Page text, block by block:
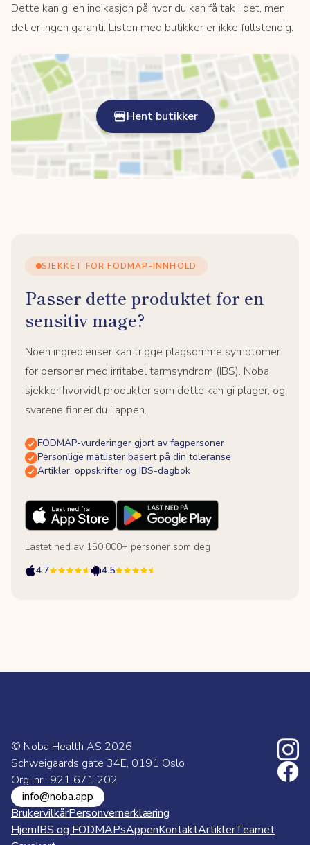
Dette kan gi en indikasjon på hvor du kan få tak i det, men
det er ingen garanti. Listen med butikker er ikke fullstendig.
Hent butikker
SJEKKET FOR FODMAP-INNHOLD
Passer dette produktet for en
sensitiv mage?
Noen ingredienser kan trigge plagsomme symptomer
for personer med irritabel tarmsyndrom (IBS). Noba
sjekker hvorvidt produkter som dette kan gi plager, og
svarene finner du i appen.
FODMAP-vurderinger gjort av fagpersoner
Personlige matlister basert på din toleranse
Artikler, oppskrifter og IBS-dagbok
Lastet ned av 150,000+ personer som deg
4.7
4.5
© Noba Health AS 2026
Schweigaards gate 34E, 0191 Oslo
Org. nr.: 921 671 202
info@noba.app
BrukervilkårPersonvernerklæring
HjemIBS og FODMAPsAppenKontaktArtiklerTeamet